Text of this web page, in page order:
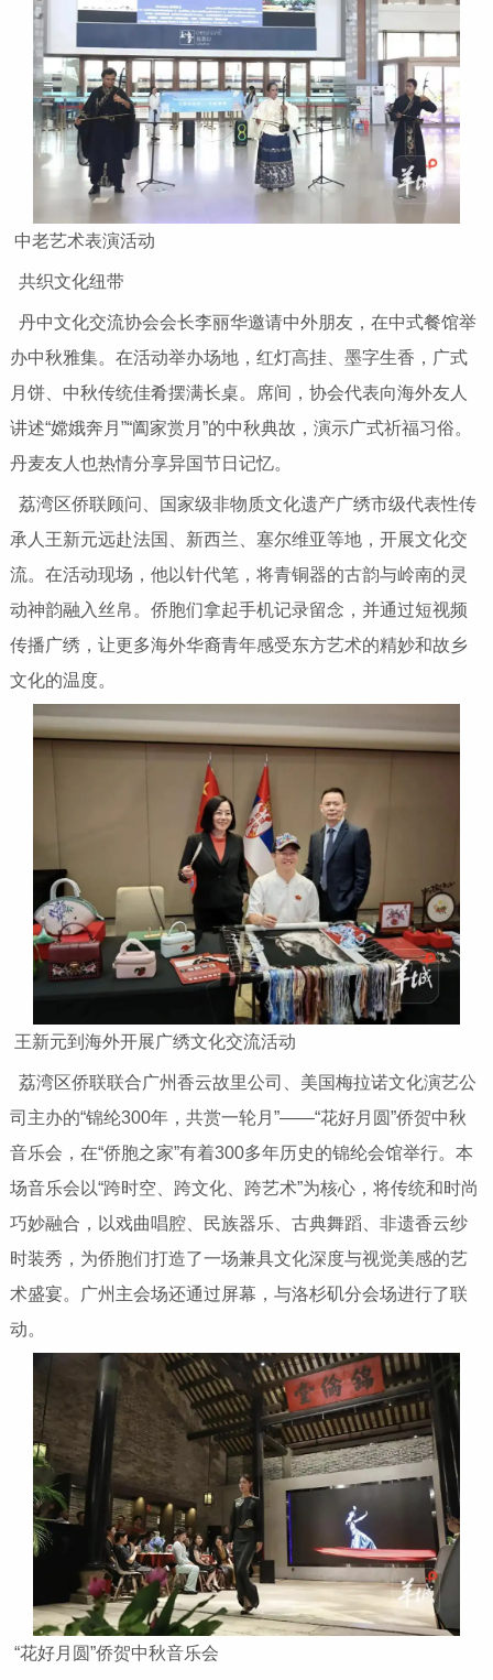
中老艺术表演活动
共织文化纽带
丹中文化交流协会会长李丽华邀请中外朋友，在中式餐馆举
办中秋雅集。在活动举办场地，红灯高挂、墨字生香，广式
月饼、中秋传统佳肴摆满长桌。席间，协会代表向海外友人
讲述“嫦娥奔月”“阖家赏月”的中秋典故，演示广式祈福习俗。
丹麦友人也热情分享异国节日记忆。
荔湾区侨联顾问、国家级非物质文化遗产广绣市级代表性传
承人王新元远赴法国、新西兰、塞尔维亚等地，开展文化交
流。在活动现场，他以针代笔，将青铜器的古韵与岭南的灵
动神韵融入丝帛。侨胞们拿起手机记录留念，并通过短视频
传播广绣，让更多海外华裔青年感受东方艺术的精妙和故乡
文化的温度。
王新元到海外开展广绣文化交流活动
荔湾区侨联联合广州香云故里公司、美国梅拉诺文化演艺公
司主办的“锦纶300年，共赏一轮月”——“花好月圆”侨贺中秋
音乐会，在“侨胞之家”有着300多年历史的锦纶会馆举行。本
场音乐会以“跨时空、跨文化、跨艺术”为核心，将传统和时尚
巧妙融合，以戏曲唱腔、民族器乐、古典舞蹈、非遗香云纱
时装秀，为侨胞们打造了一场兼具文化深度与视觉美感的艺
术盛宴。广州主会场还通过屏幕，与洛杉矶分会场进行了联
动。
“花好月圆”侨贺中秋音乐会